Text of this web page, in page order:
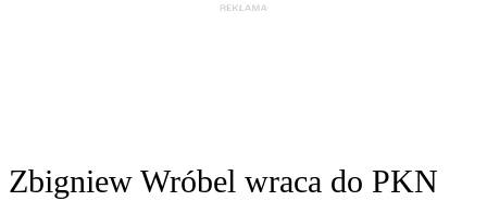
Zbigniew Wróbel wraca do PKN